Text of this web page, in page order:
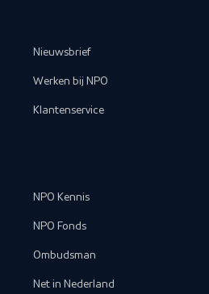
Nieuwsbrief
Werken bij NPO
Klantenservice
NPO Kennis
NPO Fonds
Ombudsman
Net in Nederland